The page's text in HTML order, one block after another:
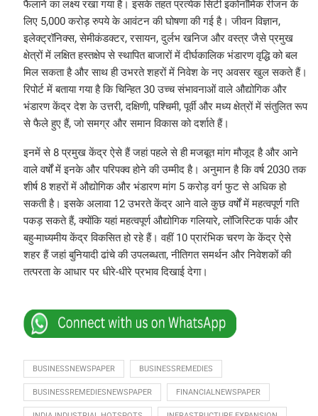
फैलाने का लक्ष्य रखा गया है। इसके तहत प्रत्येक सिटी इकोनॉमिक रीजन के
लिए 5,000 करोड़ रुपये के आवंटन की घोषणा की गई है। जीवन विज्ञान,
इलेक्ट्रॉनिक्स, सेमीकंडक्टर, रसायन, दुर्लभ खनिज और वस्त्र जैसे प्रमुख
क्षेत्रों में लक्षित हस्तक्षेप से स्थापित बाजारों में दीर्घकालिक भंडारण वृद्धि को बल
मिल सकता है और साथ ही उभरते शहरों में निवेश के नए अवसर खुल सकते हैं।
रिपोर्ट में बताया गया है कि चिन्हित 30 उच्च संभावनाओं वाले औद्योगिक और
भंडारण केंद्र देश के उत्तरी, दक्षिणी, पश्चिमी, पूर्वी और मध्य क्षेत्रों में संतुलित रूप
से फैले हुए हैं, जो समग्र और समान विकास को दर्शाते हैं।
इनमें से 8 प्रमुख केंद्र ऐसे हैं जहां पहले से ही मजबूत मांग मौजूद है और आने
वाले वर्षों में इनके और परिपक्व होने की उम्मीद है। अनुमान है कि वर्ष 2030 तक
शीर्ष 8 शहरों में औद्योगिक और भंडारण मांग 5 करोड़ वर्ग फुट से अधिक हो
सकती है। इसके अलावा 12 उभरते केंद्र आने वाले कुछ वर्षों में महत्वपूर्ण गति
पकड़ सकते हैं, क्योंकि यहां महत्वपूर्ण औद्योगिक गलियारे, लॉजिस्टिक पार्क और
बहु-माध्यमीय केंद्र विकसित हो रहे हैं। वहीं 10 प्रारंभिक चरण के केंद्र ऐसे
शहर हैं जहां बुनियादी ढांचे की उपलब्धता, नीतिगत समर्थन और निवेशकों की
तत्परता के आधार पर धीरे-धीरे प्रभाव दिखाई देगा।
BUSINESSNEWSPAPER BUSINESSREMEDIES
BUSINESSREMEDIESNEWSPAPER FINANCIALNEWSPAPER